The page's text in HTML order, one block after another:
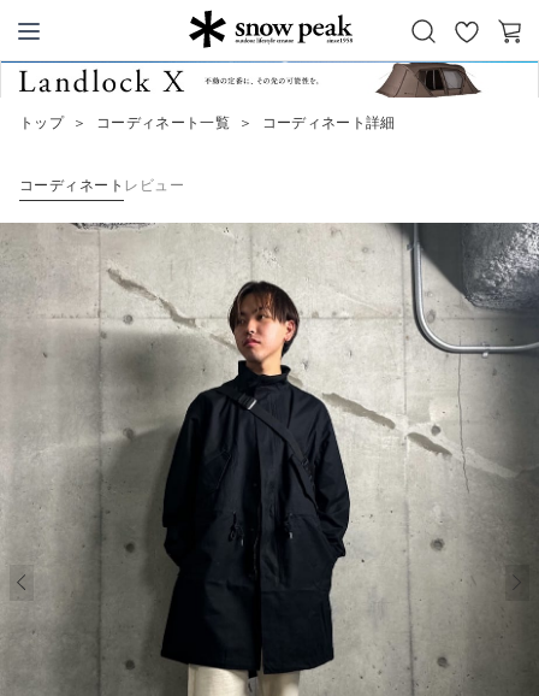
Snow Peak
お
気
カ
トップ ＞ コーディネート一覧 ＞ コーディネート詳細
コーディネート レビュー